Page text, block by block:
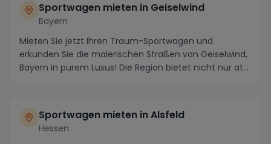
Sportwagen mieten in Geiselwind
Bayern
Mieten Sie jetzt Ihren Traum-Sportwagen und
erkunden Sie die malerischen Straßen von Geiselwind,
Bayern in purem Luxus! Die Region bietet nicht nur at...
Sportwagen mieten in Alsfeld
Hessen